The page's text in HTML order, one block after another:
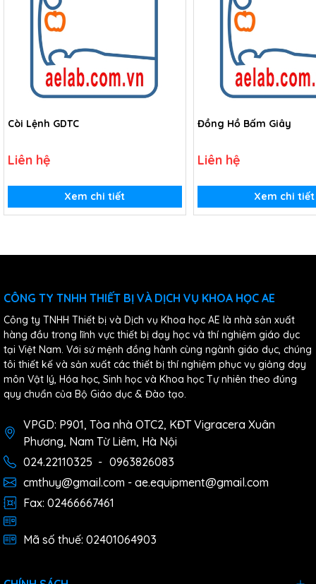
Còi Lệnh GDTC
Liên hệ
Xem chi tiết
Đồng Hồ Bấm Giây
Liên hệ
Xem chi tiết
CÔNG TY TNHH THIẾT BỊ VÀ DỊCH VỤ KHOA HỌC AE
Công ty TNHH Thiết bị và Dịch vụ Khoa học AE là nhà sản xuất
hàng đầu trong lĩnh vực thiết bị dạy học và thí nghiệm giáo dục
tại Việt Nam. Với sứ mệnh đồng hành cùng ngành giáo dục, chúng
tôi thiết kế và sản xuất các thiết bị thí nghiệm phục vụ giảng dạy
môn Vật lý, Hóa học, Sinh học và Khoa học Tự nhiên theo đúng
quy chuẩn của Bộ Giáo dục & Đào tạo.
VPGD: P901, Tòa nhà OTC2, KĐT Vigracera Xuân
Phương, Nam Từ Liêm, Hà Nội
024.22110325 - 0963826083
cmthuy@gmail.com - ae.equipment@gmail.com
Fax: 02466667461
Mã số thuế: 02401064903